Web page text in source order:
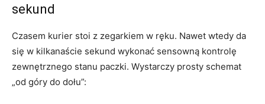
sekund
Czasem kurier stoi z zegarkiem w ręku. Nawet wtedy da
się w kilkanaście sekund wykonać sensowną kontrolę
zewnętrznego stanu paczki. Wystarczy prosty schemat
„od góry do dołu”: